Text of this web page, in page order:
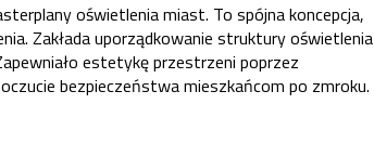
oświetlenia miast. To spójna koncepcja,
Zakłada uporządkowanie struktury oświetlenia
estetykę przestrzeni poprzez
bezpieczeństwa mieszkańcom po zmroku.